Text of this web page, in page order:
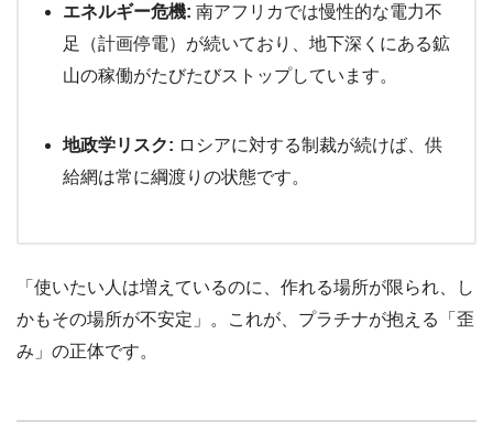
エネルギー危機: 南アフリカでは慢性的な電力不
足（計画停電）が続いており、地下深くにある鉱
山の稼働がたびたびストップしています。
地政学リスク: ロシアに対する制裁が続けば、供
給網は常に綱渡りの状態です。
「使いたい人は増えているのに、作れる場所が限られ、し
かもその場所が不安定」。これが、プラチナが抱える「歪
み」の正体です。